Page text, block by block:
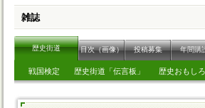
雑誌
歴史街道 目次（画像） 投稿募集 年間購
戦国検定 歴史街道「伝言板」 歴史おもし